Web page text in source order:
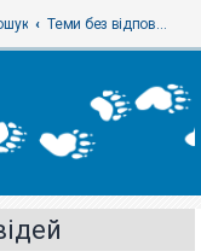
Теми без відповідей